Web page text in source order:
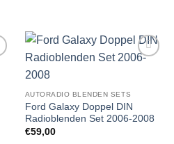
AUTORADIO BLENDEN SETS
Ford Galaxy Doppel DIN
Radioblenden Set 2006-2008
€59,00